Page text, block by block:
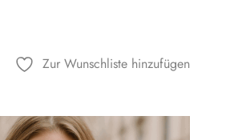
Zur Wunschliste hinzufügen